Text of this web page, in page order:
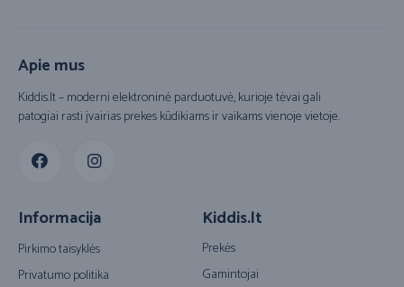
Apie mus
Kiddis.lt – moderni elektroninė parduotuvė, kurioje tėvai gali
patogiai rasti įvairias prekes kūdikiams ir vaikams vienoje vietoje.
Informacija
Pirkimo taisyklės
Privatumo politika
Kiddis.lt
Prekės
Gamintojai